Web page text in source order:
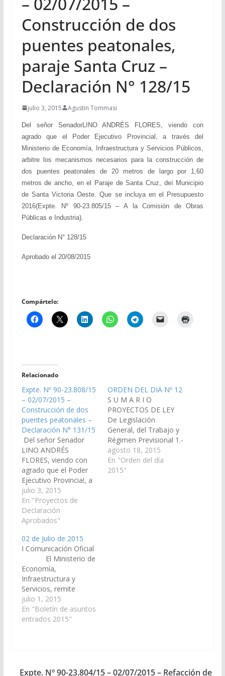
Construcción de dos
puentes peatonales,
paraje Santa Cruz –
Declaración N° 128/15
julio 3, 2015 Agustin Tommasi
Del señor SenadorLINO ANDRÉS FLORES, viendo con
agrado que el Poder Ejecutivo Provincial, a través del
Ministerio de Economía, Infraestructura y Servicios Públicos,
arbitre los mecanismos necesarios para la construcción de
dos puentes peatonales de 20 metros de largo por 1,60
metros de ancho, en el Paraje de Santa Cruz, deí Municipio
de Santa Victoria Oeste. Que se incluya en el Presupuesto
2016(Expte. Nº 90-23.805/15 – A la Comisión de Obras
Públicas e Industria).
Declaración N° 128/15
Aprobado el 20/08/2015
Compártelo:
Relacionado
Expte. Nº 90-23.808/15
– 02/07/2015 –
Construcción de dos
puentes peatonales –
Declaración N° 131/15
Del señor Senador
LINO ANDRÉS
FLORES, viendo con
agrado que el Poder
Ejecutivo Provincia!, a
través de! Ministerio de
Economía.
Infraestructura y
Servicios Públicos,
mecanismos
necesarios para la
construcción de dos
puentes peatonales de
20 metros. de largo
por 1,60 metros de
ancho, en el Paraje
Cañani del…
julio 3, 2015
En "Proyectos de
Declaración
Aprobados"
ORDEN DEL DIA Nº 12
S U M A R I O
PROYECTOS DE LEY
De Legislación
General, del Trabajo y
Régimen Previsional 1.-
Del Señor Senador
LINO ANDRES
FLORES, declarando
agosto 18, 2015
En "Orden del día
2015"
02 de Julio de 2015
I Comunicación Oficial
El Ministerio de
Economía,
Infraestructura y
Servicios, remite
copias de los Decretos
Nros. 2082, 2084, 2098
y 2099/15, conforme a
Públicas, Hacienda y
julio 1, 2015
En "Boletín de asuntos
entrados 2015"
Expte. Nº 90-23.804/15 – 02/07/2015 – Refacción de